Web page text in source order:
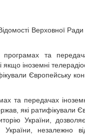
Верховної
та
іноземні
Європейську
та передачах
які ратифікували
України,
незалежно